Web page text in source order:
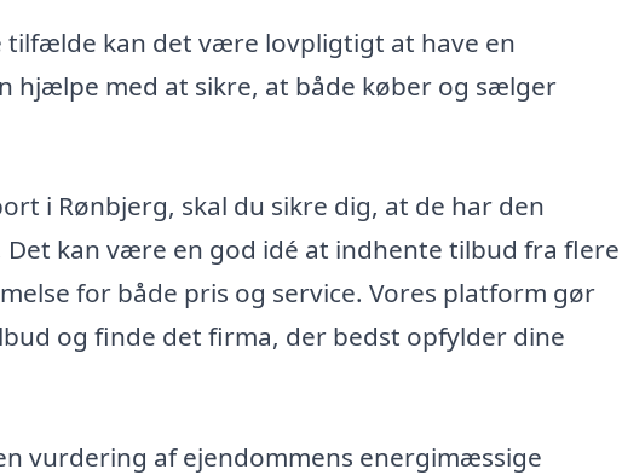
tilfælde kan det være lovpligtigt at have en
hjælpe med at sikre, at både køber og sælger
i Rønbjerg, skal du sikre dig, at de har den
kan være en god idé at indhente tilbud fra flere
for både pris og service. Vores platform gør
og finde det firma, der bedst opfylder dine
vurdering af ejendommens energimæssige